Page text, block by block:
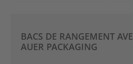
BACS DE RANGEMENT
AUER PACKAGING